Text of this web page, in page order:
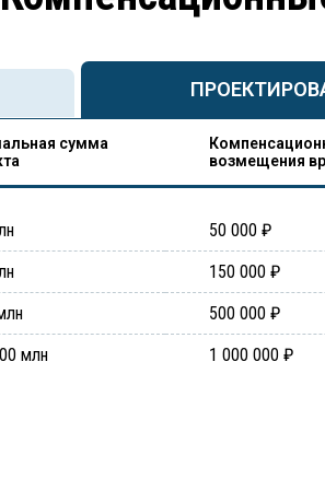
сумма
возмещения
50 000 ₽
150 000 ₽
500 000 ₽
млн 1 000 000 ₽